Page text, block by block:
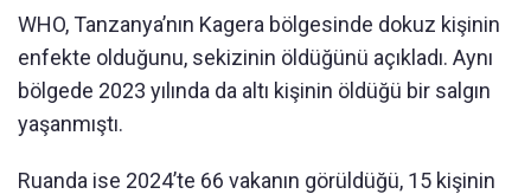
WHO, Tanzanya’nın Kagera bölgesinde dokuz kişinin
enfekte olduğunu, sekizinin öldüğünü açıkladı. Aynı
bölgede 2023 yılında da altı kişinin öldüğü bir salgın
yaşanmıştı.
Ruanda ise 2024’te 66 vakanın görüldüğü, 15 kişinin